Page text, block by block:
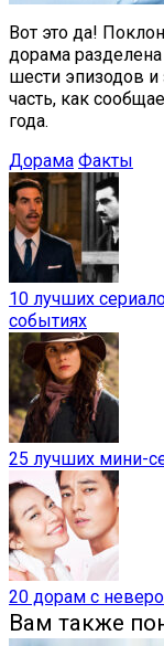
Вот это да!
дорама разделена
шести эпизодов и
часть, как
года.
Дорама Факты
10 лучших
событиях
25 лучших мини-
20 дорам с
Вам также